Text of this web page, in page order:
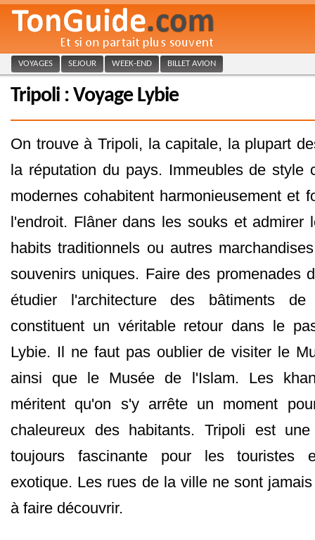
VOYAGES SEJOUR WEEK-END BILLET AVION
Tripoli : Voyage Lybie
On trouve à Tripoli, la capitale, la plupart
la réputation du pays. Immeubles de style
modernes cohabitent harmonieusement et
l'endroit. Flâner dans les souks et admirer
habits traditionnels ou autres
souvenirs uniques. Faire des promenades
étudier l'architecture des bâtiments de
constituent un véritable retour dans le
Lybie. Il ne faut pas oublier de visiter le
ainsi que le Musée de l'Islam. Les
méritent qu'on s'y arrête un moment
chaleureux des habitants. Tripoli est
toujours fascinante pour les touristes
exotique. Les rues de la ville ne sont
à faire découvrir.